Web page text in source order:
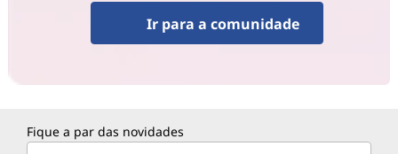
Ir para a comunidade
Fique a par das novidades